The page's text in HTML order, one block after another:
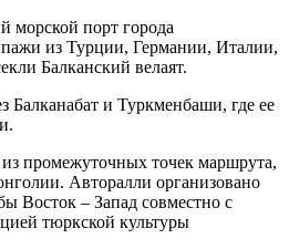
порт города
из Турции, Германии, Италии,
Балканский велаят.
Балканабат и Туркменбаши, где ее
промежуточных точек маршрута,
Авторалли организовано
Восток – Запад совместно с
тюркской культуры